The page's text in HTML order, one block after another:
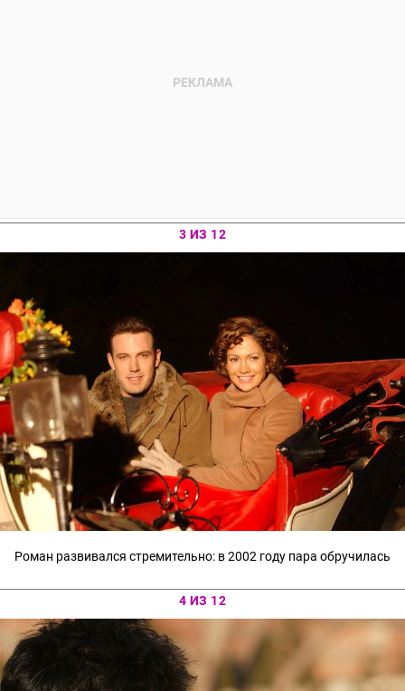
3 ИЗ 12
Роман развивался стремительно: в 2002 году пара обручилась
4 ИЗ 12